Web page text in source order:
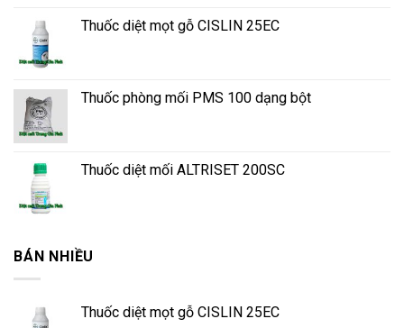
Thuốc diệt mọt gỗ CISLIN 25EC
Thuốc phòng mối PMS 100 dạng bột
Thuốc diệt mối ALTRISET 200SC
BÁN NHIỀU
Thuốc diệt mọt gỗ CISLIN 25EC